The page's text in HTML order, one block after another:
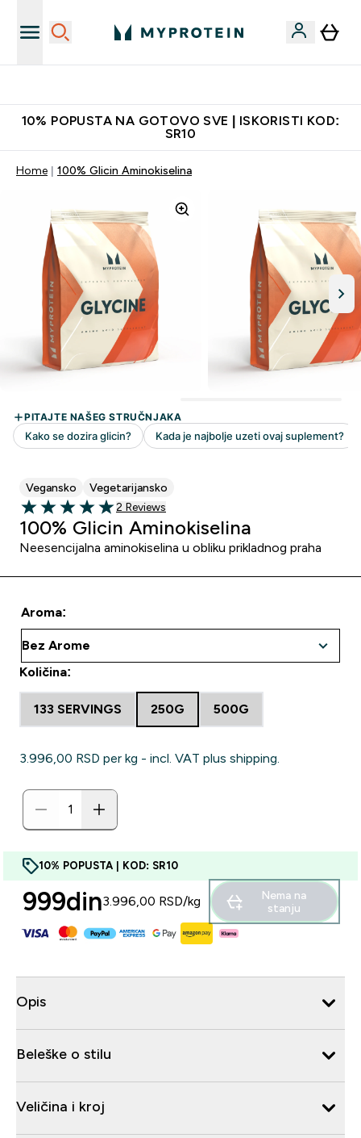
10% POPUSTA NA GOTOVO SVE | ISKORISTI KOD:
SR10
Home 100% Glicin Aminokiselina
Vegansko Vegetarijansko
5 out of 5 stars
2 customer reviews
2 Reviews
100% Glicin Aminokiselina
Neesencijalna aminokiselina u obliku prikladnog praha
Aroma:
Količina:
133 SERVINGS 250G 500G
3.996,00 RSD‎ per kg - incl. VAT plus shipping.
10% POPUSTA | KOD: SR10
999din‎3.996,00 RSD‎/kg
Nema na
stanju
Opis
Beleške o stilu
Veličina i kroj